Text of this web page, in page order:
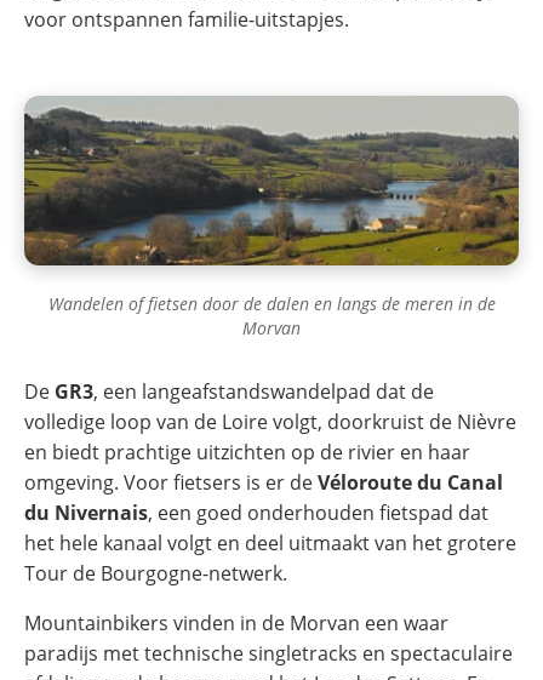
voor ontspannen familie-uitstapjes.
Wandelen of fietsen door de dalen en langs de meren in de
Morvan
De GR3, een langeafstandswandelpad dat de
volledige loop van de Loire volgt, doorkruist de Nièvre
en biedt prachtige uitzichten op de rivier en haar
omgeving. Voor fietsers is er deVéloroute du Canal
du Nivernais, een goed onderhouden fietspad dat
het hele kanaal volgt en deel uitmaakt van het grotere
Tour de Bourgogne-netwerk.
Mountainbikers vinden in de Morvan een waar
paradijs met technische singletracks en spectaculaire